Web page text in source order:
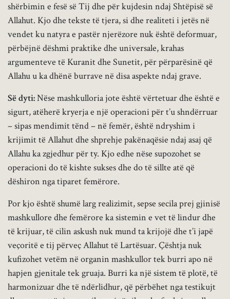
shërbimin e fesë së Tij dhe për kujdesin ndaj Shtëpisë së
Allahut. Kjo dhe tekste të tjera, si dhe realiteti i jetës në
vendet ku natyra e pastër njerëzore nuk është deformuar,
përbëjnë dëshmi praktike dhe universale, krahas
argumenteve të Kuranit dhe Sunetit, për përparësinë që
Allahu u ka dhënë burrave në disa aspekte ndaj grave.
Së dyti:Nëse mashkulloria jote është vërtetuar dhe është e
sigurt, atëherë kryerja e një operacioni për t’u shndërruar
– sipas mendimit tënd – në femër, është ndryshim i
krijimit të Allahut dhe shprehje pakënaqësie ndaj asaj që
Allahu ka zgjedhur për ty. Kjo edhe nëse supozohet se
operacioni do të kishte sukses dhe do të sillte atë që
dëshiron nga tiparet femërore.
Por kjo është shumë larg realizimit, sepse secila prej gjinisë
mashkullore dhe femërore ka sistemin e vet të lindur dhe
të krijuar, të cilin askush nuk mund ta krijojë dhe t’i japë
veçoritë e tij përveç Allahut të Lartësuar. Çështja nuk
kufizohet vetëm në organin mashkullor tek burri apo në
hapjen gjenitale tek gruaja. Burri ka një sistem të plotë, të
harmonizuar dhe të ndërlidhur, që përbëhet nga testikujt